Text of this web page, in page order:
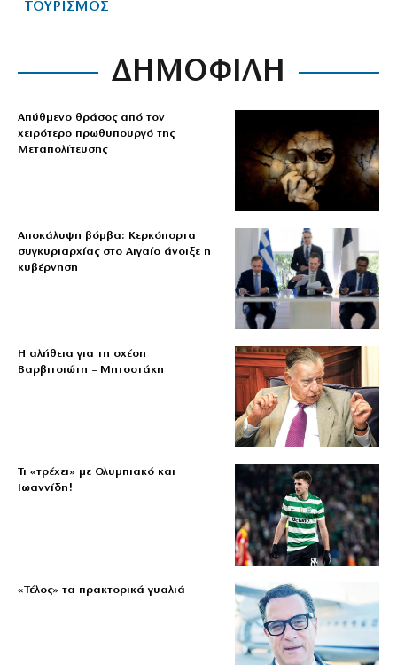
ΤΟΥΡΙΣΜΟΣ
ΔΗΜΟΦΙΛΗ
Απύθμενο θράσος από τον
χειρότερο πρωθυπουργό της
Μεταπολίτευσης
Αποκάλυψη βόμβα: Κερκόπορτα
συγκυριαρχίας στο Αιγαίο άνοιξε η
κυβέρνηση
Η αλήθεια για τη σχέση
Βαρβιτσιώτη – Μητσοτάκη
Τι «τρέχει» με Ολυμπιακό και
Ιωαννίδη!
«Τέλος» τα πρακτορικά γυαλιά